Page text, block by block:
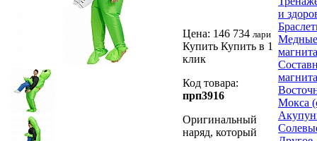
Цена: 146 734 лари
Купить Купить в 1
клик
Код товара:
прп3916
Оригинальный
наряд, который
и
Медные
Мокса